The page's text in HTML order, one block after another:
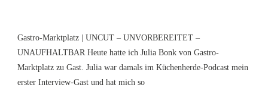
Gastro-Marktplatz | ​UNCUT – UNVORBEREITET –
UNAUFHALTBAR Heute hatte ich Julia Bonk von Gastro-
Marktplatz zu Gast. Julia war damals im Küchenherde-Podcast mein
erster Interview-Gast und hat mich so